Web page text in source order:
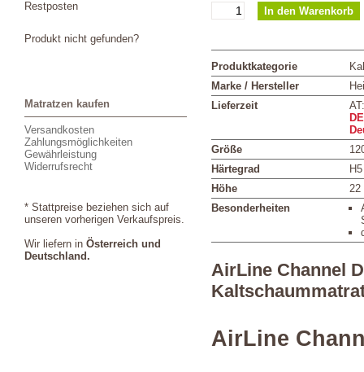
Restposten
Produkt nicht gefunden?
Matratzen kaufen
Versandkosten
Zahlungsmöglichkeiten
Gewährleistung
Widerrufsrecht
* Stattpreise beziehen sich auf
unseren vorherigen Verkaufspreis.
Wir liefern in Österreich und
Deutschland.
Produktkategorie
Marke / Hersteller
Lieferzeit
Größe
Härtegrad
H5
Höhe
22
Besonderheiten
AirLine Channel
AirLine